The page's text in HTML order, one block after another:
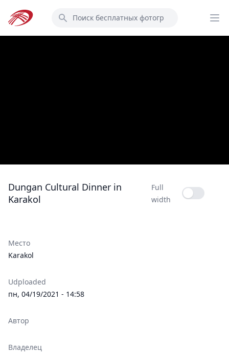
Поиск
Dungan Cultural Dinner in
Karakol
Full
width
Full width
Место
Karakol
Udploaded
пн, 04/19/2021 - 14:58
Автор
Владелец